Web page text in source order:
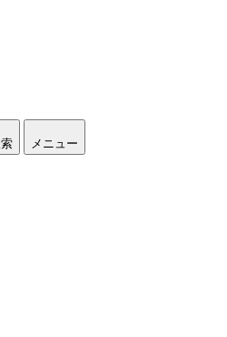
メニュー